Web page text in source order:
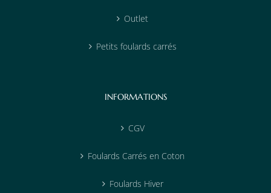
Outlet
Petits foulards carrés
INFORMATIONS
CGV
Foulards Carrés en Coton
Foulards Hiver